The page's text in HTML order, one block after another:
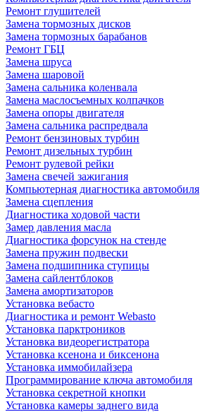
Ремонт глушителей
Замена тормозных дисков
Замена тормозных барабанов
Ремонт ГБЦ
Замена шруса
Замена шаровой
Замена сальника коленвала
Замена маслосъемных колпачков
Замена опоры двигателя
Замена сальника распредвала
Ремонт бензиновых турбин
Ремонт дизельных турбин
Ремонт рулевой рейки
Замена свечей зажигания
Компьютерная диагностика автомобиля
Замена сцепления
Диагностика ходовой части
Замер давления масла
Диагностика форсунок на стенде
Замена пружин подвески
Замена подшипника ступицы
Замена сайлентблоков
Замена амортизаторов
Установка вебасто
Диагностика и ремонт Webasto
Установка парктроников
Установка видеорегистратора
Установка ксенона и биксенона
Установка иммобилайзера
Программирование ключа автомобиля
Установка секретной кнопки
Установка камеры заднего вида